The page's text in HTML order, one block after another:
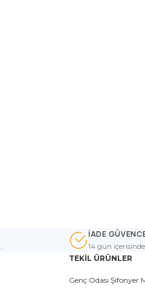
İADE
14 gün
TEKİL ÜRÜNLER
Genç Odası Şifonyer